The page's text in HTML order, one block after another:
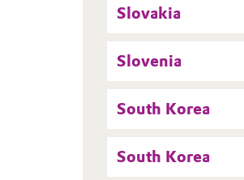
Slovakia
Slovenia
South Korea
South Korea